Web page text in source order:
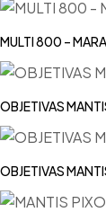
MULTI 800 –
OBJETIVAS
OBJETIVAS